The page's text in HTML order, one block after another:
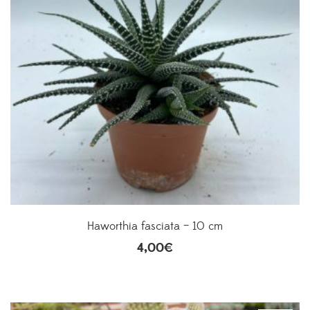
Haworthia fasciata – 10 cm
4,00€